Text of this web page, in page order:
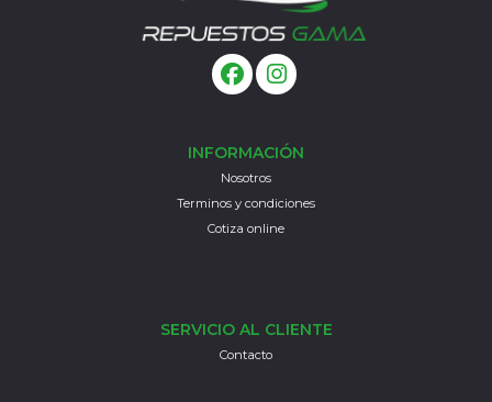
INFORMACIÓN
Nosotros
Terminos y condiciones
Cotiza online
SERVICIO AL CLIENTE
Contacto